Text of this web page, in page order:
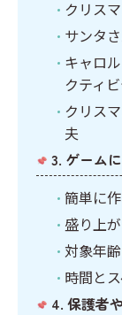
クリス
サンタ
キャロ
クティ
クリス
夫
3. ゲーム
簡単に
盛り上
対象年
時間と
4. 保護者